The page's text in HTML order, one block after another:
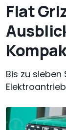
Fiat
Bis zu